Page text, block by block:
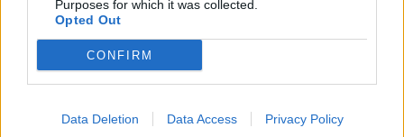
Purposes for which it was collected.
Opted Out
CONFIRM
Data Deletion Data Access Privacy Policy
Αττικόν: Εκτός λειτουργίας και οι δύο αξονικοί
τομογράφοι
Ταϊλάνδη: Στους 9 οι νεκροί μετά τον θάνατο ενός